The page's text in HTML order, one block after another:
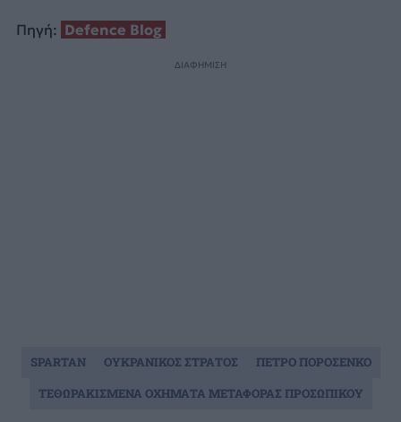
Πηγή: Defence Blog
ΔΙΑΦΗΜΙΣΗ
SPARTAN ΟΥΚΡΑΝΙΚΟΣ ΣΤΡΑΤΟΣ
ΠΕΤΡΟ ΠΟΡΟΣΕΝΚΟ
ΤΕΘΩΡΑΚΙΣΜΕΝΑ ΟΧΗΜΑΤΑ ΜΕΤΑΦΟΡΑΣ ΠΡΟΣΩΠΙΚΟΥ